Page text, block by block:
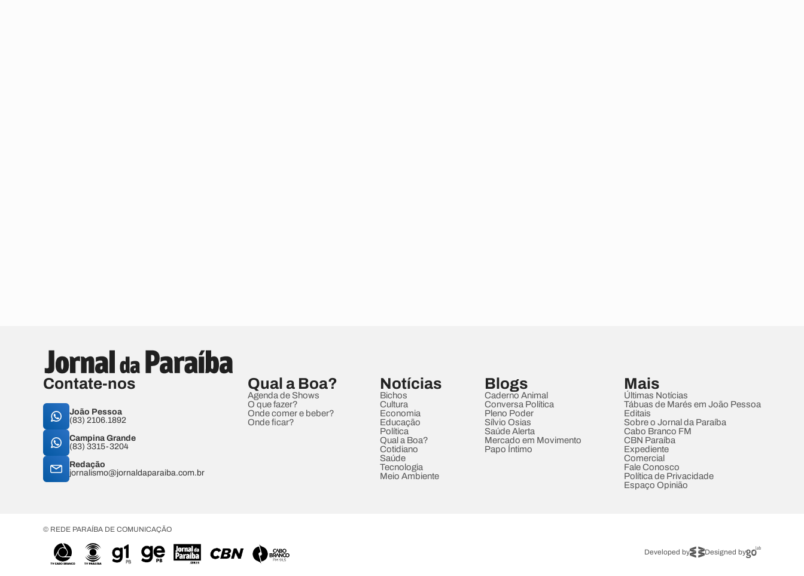
Contate-nos
João Pessoa
(83) 2106.1892
Campina Grande
(83) 3315-3204
Redação
jornalismo@jornaldaparaiba.com.br
Qual a Boa?
Agenda de Shows
O que fazer?
Onde comer e beber?
Onde ficar?
Notícias
Bichos
Cultura
Economia
Educação
Política
Qual a Boa?
Cotidiano
Saúde
Tecnologia
Meio Ambiente
Blogs
Caderno Animal
Conversa Política
Pleno Poder
Sílvio Osias
Saúde Alerta
Mercado em Movimento
Papo Íntimo
Mais
Últimas Notícias
Tábuas de Marés em João Pessoa
Editais
Sobre o Jornal da Paraíba
Cabo Branco FM
CBN Paraíba
Expediente
Comercial
Fale Conosco
Política de Privacidade
Espaço Opinião
© REDE PARAÍBA DE COMUNICAÇÃO
Developed by Designed by